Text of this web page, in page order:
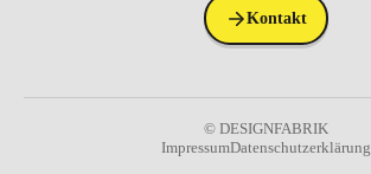
Kontakt
© DESIGNFABRIK
ImpressumDatenschutzerklärung